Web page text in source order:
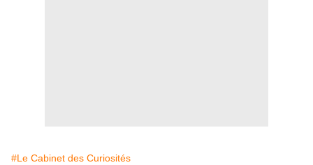
#Le Cabinet des Curiosités